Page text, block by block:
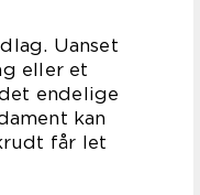
Uanset
eller et
endelige
kan
får let